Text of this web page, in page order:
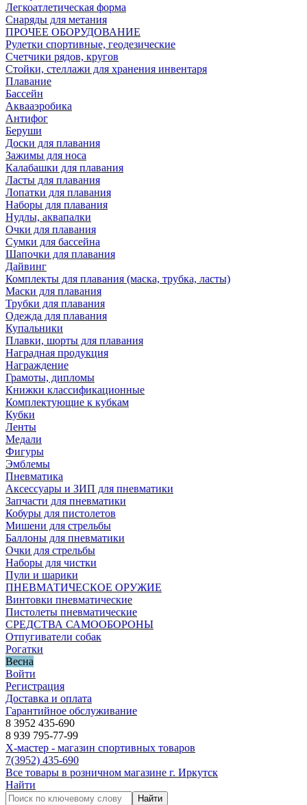
Легкоатлетическая форма
Снаряды для метания
ПРОЧЕЕ ОБОРУДОВАНИЕ
Рулетки спортивные, геодезические
Счетчики рядов, кругов
Стойки, стеллажи для хранения инвентаря
Плавание
Бассейн
Аквааэробика
Антифог
Беруши
Доски для плавания
Зажимы для носа
Калабашки для плавания
Ласты для плавания
Лопатки для плавания
Наборы для плавания
Нудлы, аквапалки
Очки для плавания
Сумки для бассейна
Шапочки для плавания
Дайвинг
Комплекты для плавания (маска, трубка, ласты)
Маски для плавания
Трубки для плавания
Одежда для плавания
Купальники
Плавки, шорты для плавания
Наградная продукция
Награждение
Грамоты, дипломы
Книжки классификационные
Комплектующие к кубкам
Кубки
Ленты
Медали
Фигуры
Эмблемы
Пневматика
Аксессуары и ЗИП для пневматики
Запчасти для пневматики
Кобуры для пистолетов
Мишени для стрельбы
Баллоны для пневматики
Очки для стрельбы
Наборы для чистки
Пули и шарики
ПНЕВМАТИЧЕСКОЕ ОРУЖИЕ
Винтовки пневматические
Пистолеты пневматические
СРЕДСТВА САМООБОРОНЫ
Отпугиватели собак
Рогатки
Весна
Войти
Регистрация
Доставка и оплата
Гарантийное обслуживание
8 3952 435-690
8 939 795-77-99
Х-мастер - магазин спортивных товаров
7(3952) 435-690
Все товары в розничном магазине г. Иркутск
Найти
Найти